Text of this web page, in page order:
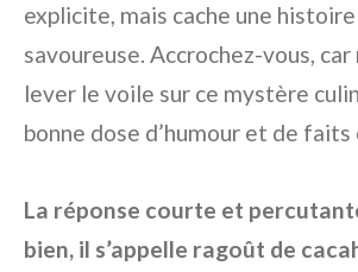
explicite, mais cache une
savoureuse. Accrochez-vous, car
lever le voile sur ce mystère
bonne dose d’humour et de
La réponse courte et
bien, il s’appelle ragoût de